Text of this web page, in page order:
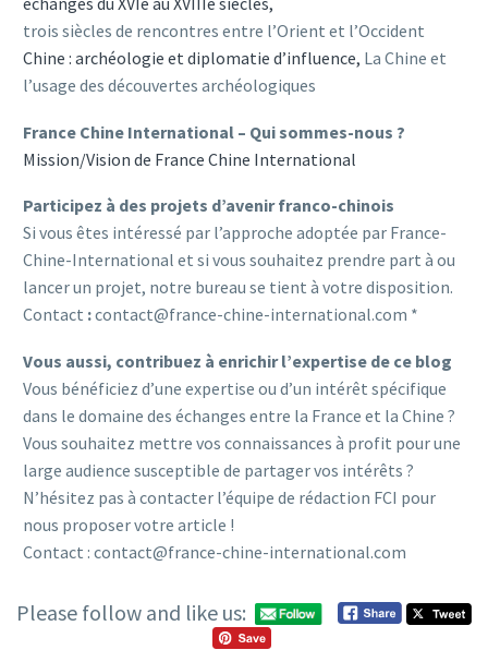
trois siècles de rencontres entre l’Orient et l’Occident
Chine : archéologie et diplomatie d’influence, La Chine et
l’usage des découvertes archéologiques
France Chine International – Qui sommes-nous ?
Mission/Vision de France Chine International
Participez à des projets d’avenir franco-chinois
Si vous êtes intéressé par l’approche adoptée par France-
Chine-International et si vous souhaitez prendre part à ou
lancer un projet, notre bureau se tient à votre disposition.
Contact :contact@france-chine-international.com *
Vous aussi, contribuez à enrichir l’expertise de ce blog
Vous bénéficiez d’une expertise ou d’un intérêt spécifique
dans le domaine des échanges entre la France et la Chine ?
Vous souhaitez mettre vos connaissances à profit pour une
large audience susceptible de partager vos intérêts ?
N’hésitez pas à contacter l’équipe de rédaction FCI pour
nous proposer votre article !
Contact : contact@france-chine-international.com
Please follow and like us: